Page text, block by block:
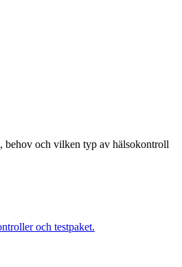
behov och vilken typ av hälsokontroll
och testpaket.